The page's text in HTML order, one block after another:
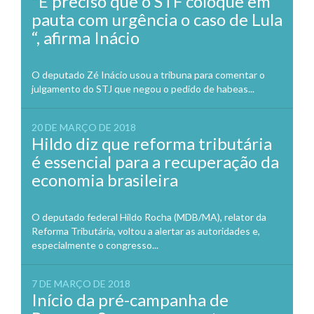
pauta com urgência o caso de Lula
“, afirma Inácio
O deputado Zé Inácio usou a tribuna para comentar o
julgamento do STJ que negou o pedido de habeas...
20 DE MARÇO DE 2018
Hildo diz que reforma tributária
é essencial para a recuperação da
economia brasileira
O deputado federal Hildo Rocha (MDB/MA), relator da
Reforma Tributária, voltou a alertar as autoridades e,
especialmente o congresso...
7 DE MARÇO DE 2018
Início da pré-campanha de